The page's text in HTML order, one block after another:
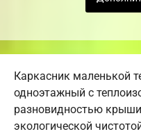
Каркасник маленькой
одноэтажный с
разновидностью
экологической